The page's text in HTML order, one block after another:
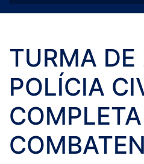
TURMA
POLÍCIA